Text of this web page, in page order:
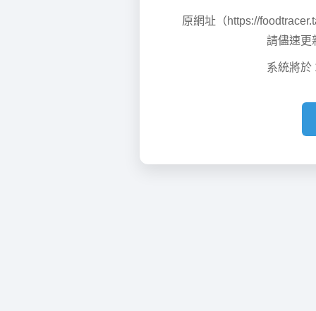
原網址（https://
請儘速更
系統將於